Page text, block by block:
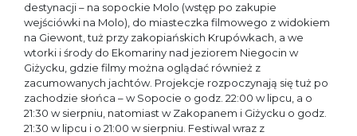
destynacji – na sopockie Molo (wstęp po zakupie
wejściówki na Molo), do miasteczka filmowego z widokiem
na Giewont, tuż przy zakopiańskich Krupówkach, a we
wtorki i środy do Ekomariny nad jeziorem Niegocin w
Giżycku, gdzie filmy można oglądać również z
zacumowanych jachtów. Projekcje rozpoczynają się tuż po
zachodzie słońca – w Sopocie o godz. 22:00 w lipcu, a o
21:30 w sierpniu, natomiast w Zakopanem i Giżycku o godz.
21:30 w lipcu i o 21:00 w sierpniu. Festiwal wraz z